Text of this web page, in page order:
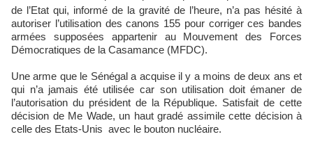
de l’Etat qui, informé de la gravité de l’heure, n’a pas hésité à
autoriser l’utilisation des canons 155 pour corriger ces bandes
armées supposées appartenir au Mouvement des Forces
Démocratiques de la Casamance (MFDC).
Une arme que le Sénégal a acquise il y a moins de deux ans et
qui n’a jamais été utilisée car son utilisation doit émaner de
l’autorisation du président de la République. Satisfait de cette
décision de Me Wade, un haut gradé assimile cette décision à
celle des Etats-Unis avec le bouton nucléaire.